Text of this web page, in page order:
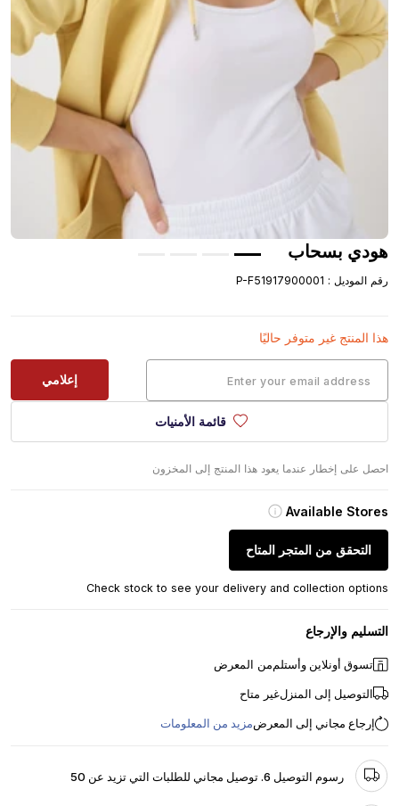
هودي بسحاب
رقم الموديل :
P-F51917900001
هذا المنتج غير متوفر حاليًا
إعلامي
قائمة الأمنيات
احصل على إخطار عندما يعود هذا المنتج إلى المخزون
Available Stores
التحقق من المتجر المتاح
Check stock to see your delivery and collection options
التسليم والإرجاع
تسوق أونلاين وأستلممن المعرض
التوصيل إلى المنزلغير متاح
إرجاع مجاني إلى المعرضمزيد من المعلومات
رسوم التوصيل 6. توصيل مجاني للطلبات التي تزيد عن 50